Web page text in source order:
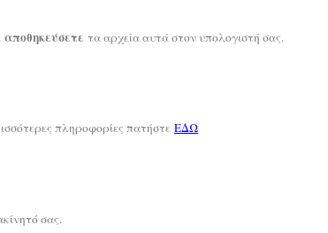
αποθηκεύσετε τα αρχεία αυτά στον υπολογιστή σας.
πληροφορίες πατήστε ΕΔΩ
σας.